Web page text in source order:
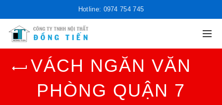
Hotline: 0974 754 745
VÁCH NGĂN VĂN
PHÒNG QUẬN 7